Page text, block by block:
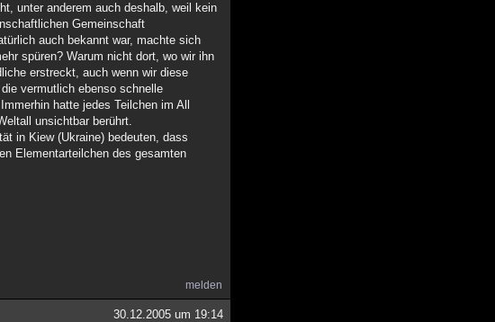
unter anderem auch deshalb, weil kein
Gemeinschaft
auch bekannt war, machte sich
spüren? Warum nicht dort, wo wir ihn
erstreckt, auch wenn wir diese
vermutlich ebenso schnelle
hatte jedes Teilchen im All
unsichtbar berührt.
in Kiew (Ukraine) bedeuten, dass
Elementarteilchen des gesamten
melden
30.12.2005 um 19:14